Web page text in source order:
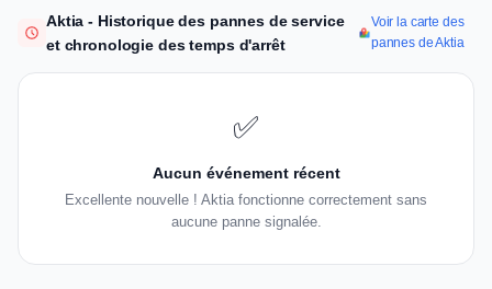
Aktia - Historique des pannes de service
et chronologie des temps d'arrêt
Voir la carte des
pannes de Aktia
✅
Aucun événement récent
Excellente nouvelle ! Aktia fonctionne correctement sans
aucune panne signalée.